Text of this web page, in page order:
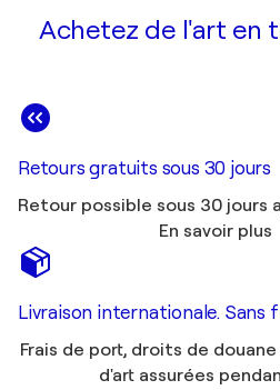
Achetez de l'art en
Retours gratuits sous 30 jours
Retour possible sous 30 jours
En savoir plus
Livraison internationale. Sans
Frais de port, droits de
d'art assurées